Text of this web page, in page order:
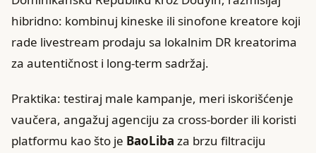
hibridno: kombinuj kineske ili sinofone kreatore koji
rade livestream prodaju sa lokalnim DR kreatorima
za autentičnost i long-term sadržaj.
Praktika: testiraj male kampanje, meri iskorišćenje
vaučera, angažuj agenciju za cross-border ili koristi
platformu kao što je BaoLiba za brzu filtraciju